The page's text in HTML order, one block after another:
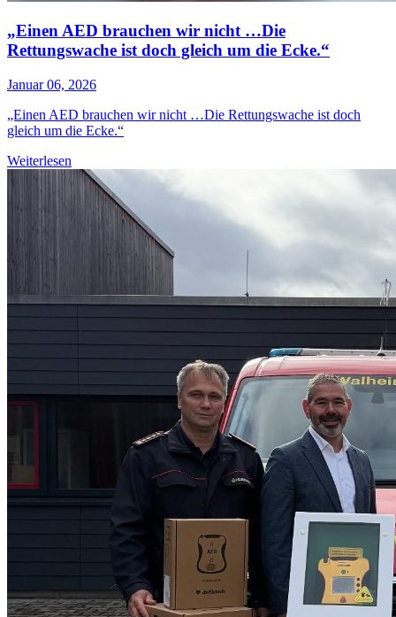
„Einen AED brauchen wir nicht …Die
Rettungswache ist doch gleich um die Ecke.“
Januar 06, 2026
„Einen AED brauchen wir nicht …Die Rettungswache ist doch
gleich um die Ecke.“
Weiterlesen